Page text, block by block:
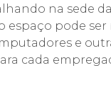
na sede
espaço pode
e
cada